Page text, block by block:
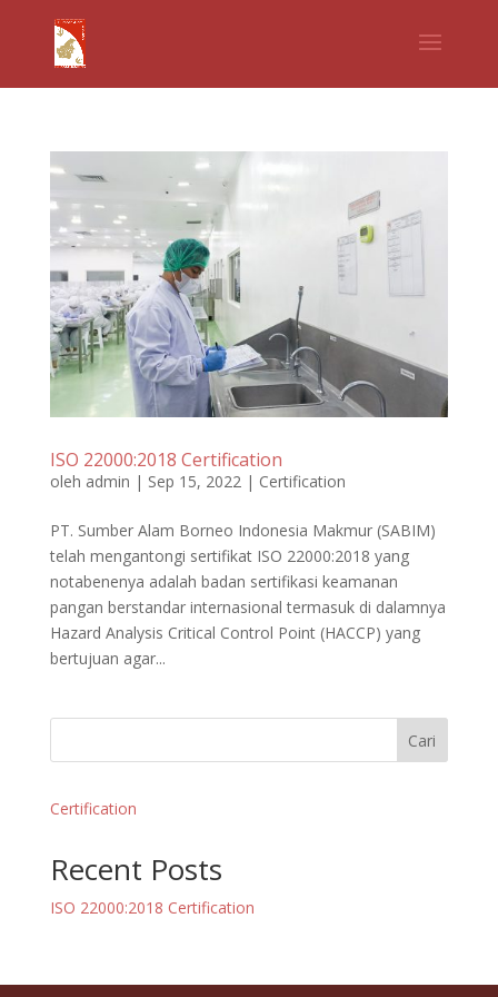
ISO 22000:2018 Certification
oleh admin | Sep 15, 2022| Certification
PT. Sumber Alam Borneo Indonesia Makmur (SABIM)
telah mengantongi sertifikat ISO 22000:2018 yang
notabenenya adalah badan sertifikasi keamanan
pangan berstandar internasional termasuk di dalamnya
Hazard Analysis Critical Control Point (HACCP) yang
bertujuan agar...
Cari
Certification
Recent Posts
ISO 22000:2018 Certification